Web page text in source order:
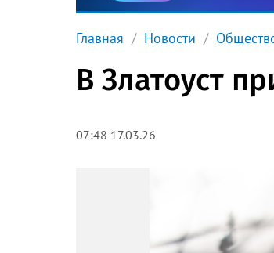
Главная Новости
В Златоуст
07:48 17.03.26